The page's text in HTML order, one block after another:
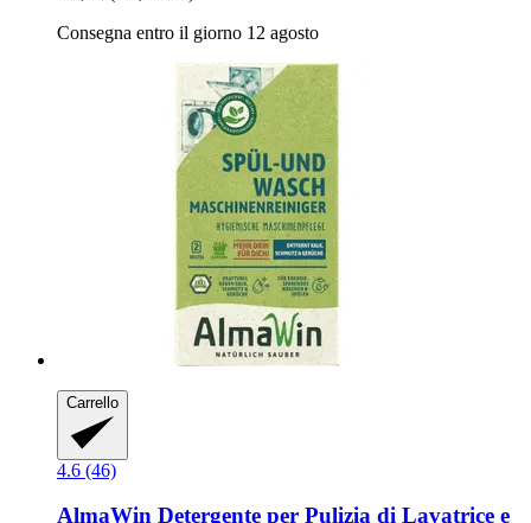
Consegna entro il giorno 12 agosto
Carrello
4.6 (46)
AlmaWin Detergente per Pulizia di Lavatrice e